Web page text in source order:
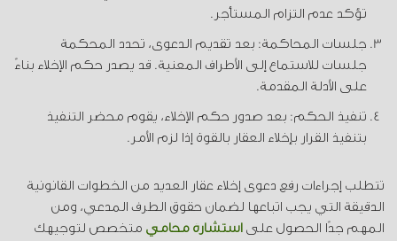
تؤكد عدم التزام المستأجر.
جلسات المحاكمة: بعد تقديم الدعوى، تحدد المحكمة
جلسات للاستماع إلى الأطراف المعنية. قد يصدر حكم الإخلاء بناءً
على الأدلة المقدمة.
تنفيذ الحكم: بعد صدور حكم الإخلاء، يقوم محضر التنفيذ
بتنفيذ القرار بإخلاء العقار بالقوة إذا لزم الأمر.
تتطلب إجراءات رفع دعوى إخلاء عقار العديد من الخطوات القانونية
الدقيقة التي يجب اتباعها لضمان حقوق الطرف المدعي، ومن
المهم جدًا الحصول على استشارة محامي متخصص لتوجيهك